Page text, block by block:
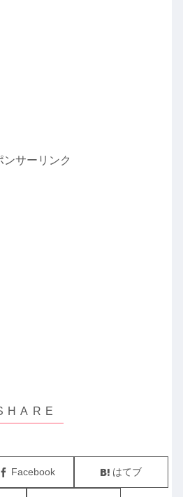
ンサーリンク
Facebook はてブ